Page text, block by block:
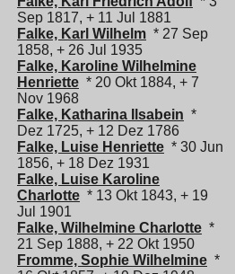
Sep 1817, + 11 Jul 1881
Falke, Karl Wilhelm * 27 Sep
1858, + 26 Jul 1935
Falke, Karoline Wilhelmine
Henriette * 20 Okt 1884, + 7
Nov 1968
Falke, Katharina Ilsabein *
Dez 1725, + 12 Dez 1786
Falke, Luise Henriette * 30 Jun
1856, + 18 Dez 1931
Falke, Luise Karoline
Charlotte * 13 Okt 1843, + 19
Jul 1901
Falke, Wilhelmine Charlotte *
21 Sep 1888, + 22 Okt 1950
Fromme, Sophie Wilhelmine *